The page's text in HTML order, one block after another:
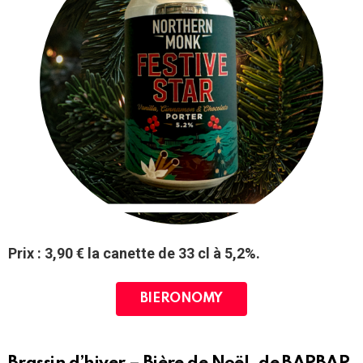
Prix : 3,90 € la canette de 33 cl à 5,2%.
BIERONOMY